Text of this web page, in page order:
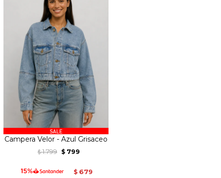
Campera Velor - Azul Grisaceo
$ 1.799 $ 799
$ 679